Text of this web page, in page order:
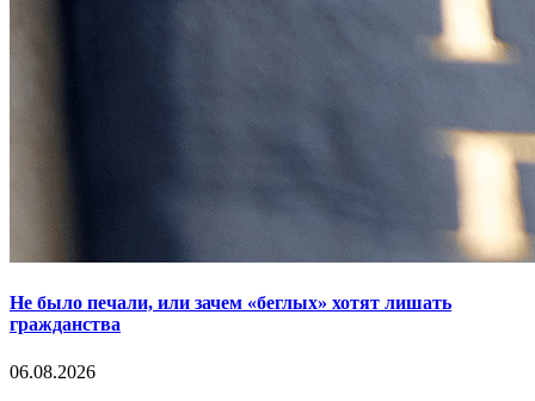
Не было печали, или зачем «беглых» хотят лишать
гражданства
06.08.2026